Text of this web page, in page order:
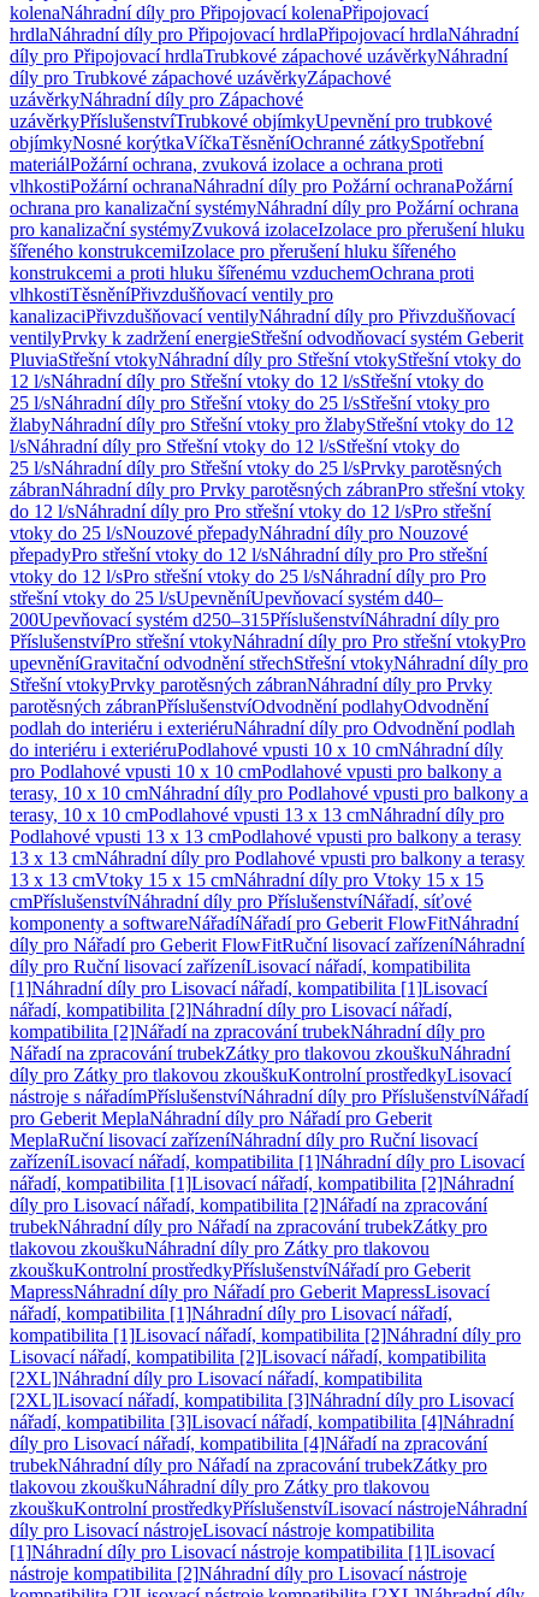
kolenaNáhradní díly pro Připojovací kolenaPřipojovací
hrdlaNáhradní díly pro Připojovací hrdlaPřipojovací hrdlaNáhradní
díly pro Připojovací hrdlaTrubkové zápachové uzávěrkyNáhradní
díly pro Trubkové zápachové uzávěrkyZápachové
uzávěrkyNáhradní díly pro Zápachové
uzávěrkyPříslušenstvíTrubkové objímkyUpevnění pro trubkové
objímkyNosné korýtkaVíčkaTěsněníOchranné zátkySpotřební
materiálPožární ochrana, zvuková izolace a ochrana proti
vlhkostiPožární ochranaNáhradní díly pro Požární ochranaPožární
ochrana pro kanalizační systémyNáhradní díly pro Požární ochrana
pro kanalizační systémyZvuková izolaceIzolace pro přerušení hluku
šířeného konstrukcemiIzolace pro přerušení hluku šířeného
konstrukcemi a proti hluku šířenému vzduchemOchrana proti
vlhkostiTěsněníPřivzdušňovací ventily pro
kanalizaciPřivzdušňovací ventilyNáhradní díly pro Přivzdušňovací
ventilyPrvky k zadržení energieStřešní odvodňovací systém Geberit
PluviaStřešní vtokyNáhradní díly pro Střešní vtokyStřešní vtoky do
12 l/sNáhradní díly pro Střešní vtoky do 12 l/sStřešní vtoky do
25 l/sNáhradní díly pro Střešní vtoky do 25 l/sStřešní vtoky pro
žlabyNáhradní díly pro Střešní vtoky pro žlabyStřešní vtoky do 12
l/sNáhradní díly pro Střešní vtoky do 12 l/sStřešní vtoky do
25 l/sNáhradní díly pro Střešní vtoky do 25 l/sPrvky parotěsných
zábranNáhradní díly pro Prvky parotěsných zábranPro střešní vtoky
do 12 l/sNáhradní díly pro Pro střešní vtoky do 12 l/sPro střešní
vtoky do 25 l/sNouzové přepadyNáhradní díly pro Nouzové
přepadyPro střešní vtoky do 12 l/sNáhradní díly pro Pro střešní
vtoky do 12 l/sPro střešní vtoky do 25 l/sNáhradní díly pro Pro
střešní vtoky do 25 l/sUpevněníUpevňovací systém d40–
200Upevňovací systém d250–315PříslušenstvíNáhradní díly pro
PříslušenstvíPro střešní vtokyNáhradní díly pro Pro střešní vtokyPro
upevněníGravitační odvodnění střechStřešní vtokyNáhradní díly pro
Střešní vtokyPrvky parotěsných zábranNáhradní díly pro Prvky
parotěsných zábranPříslušenstvíOdvodnění podlahyOdvodnění
podlah do interiéru i exteriéruNáhradní díly pro Odvodnění podlah
do interiéru i exteriéruPodlahové vpusti 10 x 10 cmNáhradní díly
pro Podlahové vpusti 10 x 10 cmPodlahové vpusti pro balkony a
terasy, 10 x 10 cmNáhradní díly pro Podlahové vpusti pro balkony a
terasy, 10 x 10 cmPodlahové vpusti 13 x 13 cmNáhradní díly pro
Podlahové vpusti 13 x 13 cmPodlahové vpusti pro balkony a terasy
13 x 13 cmNáhradní díly pro Podlahové vpusti pro balkony a terasy
13 x 13 cmVtoky 15 x 15 cmNáhradní díly pro Vtoky 15 x 15
cmPříslušenstvíNáhradní díly pro PříslušenstvíNářadí, síťové
komponenty a softwareNářadíNářadí pro Geberit FlowFitNáhradní
díly pro Nářadí pro Geberit FlowFitRuční lisovací zařízeníNáhradní
díly pro Ruční lisovací zařízeníLisovací nářadí, kompatibilita
[1]Náhradní díly pro Lisovací nářadí, kompatibilita [1]Lisovací
nářadí, kompatibilita [2]Náhradní díly pro Lisovací nářadí,
kompatibilita [2]Nářadí na zpracování trubekNáhradní díly pro
Nářadí na zpracování trubekZátky pro tlakovou zkouškuNáhradní
díly pro Zátky pro tlakovou zkouškuKontrolní prostředkyLisovací
nástroje s nářadímPříslušenstvíNáhradní díly pro PříslušenstvíNářadí
pro Geberit MeplaNáhradní díly pro Nářadí pro Geberit
MeplaRuční lisovací zařízeníNáhradní díly pro Ruční lisovací
zařízeníLisovací nářadí, kompatibilita [1]Náhradní díly pro Lisovací
nářadí, kompatibilita [1]Lisovací nářadí, kompatibilita [2]Náhradní
díly pro Lisovací nářadí, kompatibilita [2]Nářadí na zpracování
trubekNáhradní díly pro Nářadí na zpracování trubekZátky pro
tlakovou zkouškuNáhradní díly pro Zátky pro tlakovou
zkouškuKontrolní prostředkyPříslušenstvíNářadí pro Geberit
MapressNáhradní díly pro Nářadí pro Geberit MapressLisovací
nářadí, kompatibilita [1]Náhradní díly pro Lisovací nářadí,
kompatibilita [1]Lisovací nářadí, kompatibilita [2]Náhradní díly pro
Lisovací nářadí, kompatibilita [2]Lisovací nářadí, kompatibilita
[2XL]Náhradní díly pro Lisovací nářadí, kompatibilita
[2XL]Lisovací nářadí, kompatibilita [3]Náhradní díly pro Lisovací
nářadí, kompatibilita [3]Lisovací nářadí, kompatibilita [4]Náhradní
díly pro Lisovací nářadí, kompatibilita [4]Nářadí na zpracování
trubekNáhradní díly pro Nářadí na zpracování trubekZátky pro
tlakovou zkouškuNáhradní díly pro Zátky pro tlakovou
zkouškuKontrolní prostředkyPříslušenstvíLisovací nástrojeNáhradní
díly pro Lisovací nástrojeLisovací nástroje kompatibilita
[1]Náhradní díly pro Lisovací nástroje kompatibilita [1]Lisovací
nástroje kompatibilita [2]Náhradní díly pro Lisovací nástroje